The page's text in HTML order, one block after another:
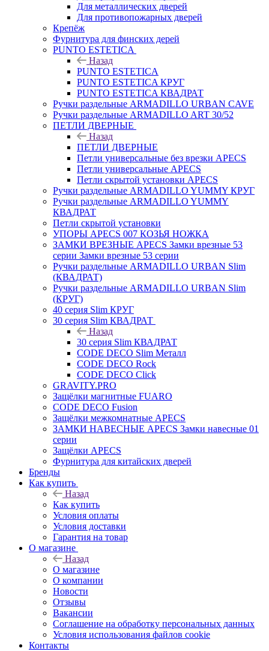
Для металлических дверей
Для противопожарных дверей
Крепёж
Фурнитура для финских дерей
PUNTO ESTETICA
Назад
PUNTO ESTETICA
PUNTO ESTETICA КРУГ
PUNTO ESTETICA КВАДРАТ
Ручки раздельные ARMADILLO URBAN CAVE
Ручки раздельные ARMADILLO ART 30/52
ПЕТЛИ ДВЕРНЫЕ
Назад
ПЕТЛИ ДВЕРНЫЕ
Петли универсальные без врезки APECS
Петли универсальные APECS
Петли скрытой установки APECS
Ручки раздельные ARMADILLO YUMMY КРУГ
Ручки раздельные ARMADILLO YUMMY
КВАДРАТ
Петли скрытой установки
УПОРЫ APECS 007 КОЗЬЯ НОЖКА
ЗАМКИ ВРЕЗНЫЕ APECS Замки врезные 53
серии Замки врезные 53 серии
Ручки раздельные ARMADILLO URBAN Slim
(КВАДРАТ)
Ручки раздельные ARMADILLO URBAN Slim
(КРУГ)
40 серия Slim КРУГ
30 серия Slim КВАДРАТ
Назад
30 серия Slim КВАДРАТ
CODE DECO Slim Металл
CODE DECO Rock
CODE DECO Click
GRAVITY.PRO
Защёлки магнитные FUARO
CODE DECO Fusion
Защёлки межкомнатные APECS
ЗАМКИ НАВЕСНЫЕ APECS Замки навесные 01
серии
Защёлки APECS
Фурнитура для китайских дверей
Бренды
Как купить
Назад
Как купить
Условия оплаты
Условия доставки
Гарантия на товар
О магазине
Назад
О магазине
О компании
Новости
Отзывы
Вакансии
Соглашение на обработку персональных данных
Условия использования файлов cookie
Контакты